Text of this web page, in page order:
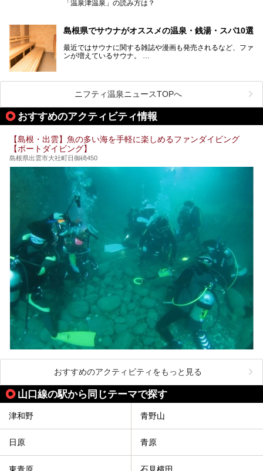
宿泊をせずとも、気軽に源泉のお湯をつかった温泉と、美味
を経て現在のスタイルに辿り着いているのです。
「温泉津温泉」の読み方は？
か？
島根県でサウナがオススメの温泉・銭湯・スパ10選
最近ではサウナに関する雑誌や漫画も発売されるなど、ファ
ンが増えているサウナ。
しかしサウナは一口にサウナと言っても、ドライサウナ、ス
チームサウナ、塩サウナなどが存在し、施設によって様々な
今回はそんな今話題のサウナが楽しめる、島根県内にあるオ
ススメ温泉・銭湯・スパを10件まとめてご紹介します。
ニフティ温泉ニュースTOPへ
おすすめのアクティビティ情報
【島根・出雲】魚の多い海を手軽に楽しめるファンダイビング
【ボートダイビング】
島根県出雲市大社町日御碕450
おすすめのアクティビティをもっと見る
山口線の駅から同じテーマで探す
津和野 青野山
日原 青原